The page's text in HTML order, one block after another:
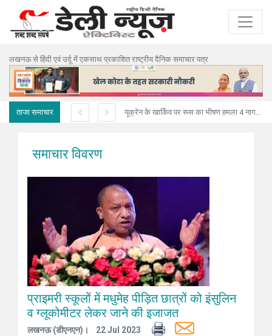
लखनऊ से हिंदी एवं उर्दू में एकसाथ प्रकाशित राष्ट्रीय दैनिक समाचार पत्र
ताजा समाचार यूक्रेन के खार्किव पर रूस का भीषण हमला 4 नागरिकों की मौत, 10 घायल
समाचार विवरण
प्राइमरी स्कूलों में मधुमेह पीड़ित छात्रों को इंसुलिन
व ग्लूकोमीटर लेकर जाने की इजाजत
लखनऊ (डीएनएन)। 22 Jul 2023